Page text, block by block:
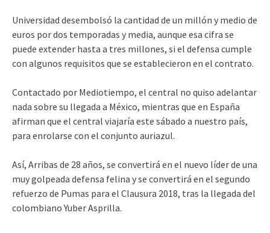
Universidad desembolsó la cantidad de un millón y medio de
euros por dos temporadas y media, aunque esa cifra se
puede extender hasta a tres millones, si el defensa cumple
con algunos requisitos que se establecieron en el contrato.
Contactado por Mediotiempo, el central no quiso adelantar
nada sobre su llegada a México, mientras que en España
afirman que el central viajaría este sábado a nuestro país,
para enrolarse con el conjunto auriazul.
Así, Arribas de 28 años, se convertirá en el nuevo líder de una
muy golpeada defensa felina y se convertirá en el segundo
refuerzo de Pumas para el Clausura 2018, tras la llegada del
colombiano Yuber Asprilla.